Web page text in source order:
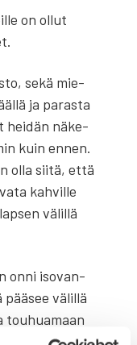
on ollut
sekä mie­
ja paras­ta
hei­dän näke­
kuin ennen.
olla sii­tä, että
kah­vil­le
välil­lä
onni iso­van­
välil­lä
tou­hua­maan
ihan muu­ta­